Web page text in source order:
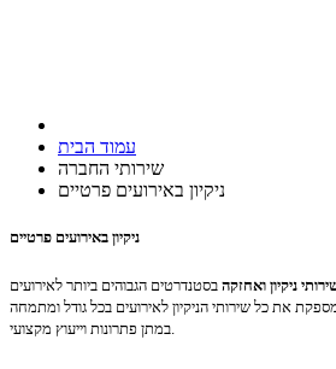
עמוד הבית
שירותי החברה
ניקיון באירועים פרטיים
ניקיון באירועים פרטיים
ניקיון ואחזקה בסטנדרטים הגבוהים ביותר לאירועים
את כל שירותי הניקיון לאירועים בכל גודל ומתמחה
במתן פתרונות וייעוץ מקצועי.